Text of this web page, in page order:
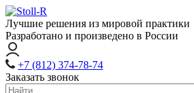
Лучшие решения из мировой практики
Разработано и произведено в России
+7 (812) 374-78-74
Заказать звонок